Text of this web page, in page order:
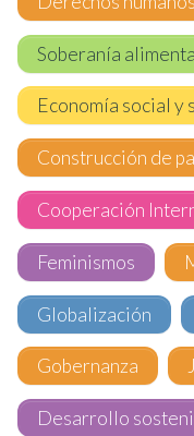
Soberanía
Economía social y
Construcción de
Cooperación
Feminismos
Globalización
Gobernanza
Desarrollo